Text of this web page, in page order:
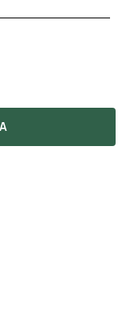
олією.
​​шкіри